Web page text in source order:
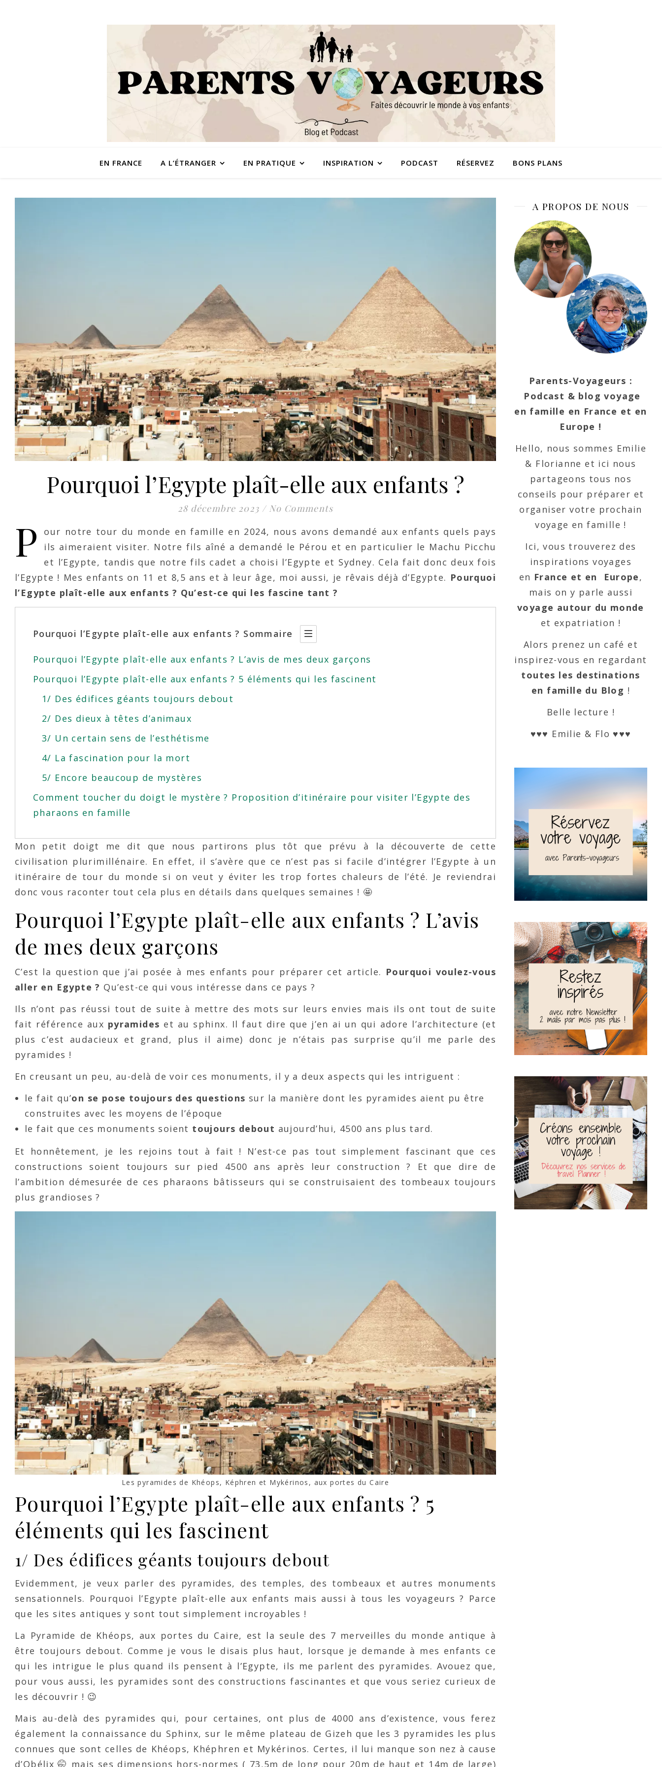
EN FRANCE A L’ÉTRANGER EN PRATIQUE INSPIRATION PODCAST RÉSERVEZ BONS PLANS
Pourquoi l’Egypte plaît-elle aux enfants ?
28 décembre 2023 / No Comments
P
our notre tour du monde en famille en 2024, nous avons demandé aux enfants quels pays
ils aimeraient visiter. Notre fils aîné a demandé le Pérou et en particulier le Machu Picchu
et l’Egypte, tandis que notre fils cadet a choisi l’Egypte et Sydney. Cela fait donc deux fois
l’Egypte ! Mes enfants on 11 et 8,5 ans et à leur âge, moi aussi, je rêvais déjà d’Egypte. Pourquoi
l’Egypte plaît-elle aux enfants ? Qu’est-ce qui les fascine tant ?
Pourquoi l’Egypte plaît-elle aux enfants ? Sommaire
Pourquoi l’Egypte plaît-elle aux enfants ? L’avis de mes deux garçons
Pourquoi l’Egypte plaît-elle aux enfants ? 5 éléments qui les fascinent
1/ Des édifices géants toujours debout
2/ Des dieux à têtes d’animaux
3/ Un certain sens de l’esthétisme
4/ La fascination pour la mort
5/ Encore beaucoup de mystères
Comment toucher du doigt le mystère ? Proposition d’itinéraire pour visiter l’Egypte des
pharaons en famille
Mon petit doigt me dit que nous partirons plus tôt que prévu à la découverte de cette
civilisation plurimillénaire. En effet, il s’avère que ce n’est pas si facile d’intégrer l’Egypte à un
itinéraire de tour du monde si on veut y éviter les trop fortes chaleurs de l’été. Je reviendrai
donc vous raconter tout cela plus en détails dans quelques semaines ! 🤩
Pourquoi l’Egypte plaît-elle aux enfants ? L’avis
de mes deux garçons
C’est la question que j’ai posée à mes enfants pour préparer cet article. Pourquoi voulez-vous
aller en Egypte ? Qu’est-ce qui vous intéresse dans ce pays ?
Ils n’ont pas réussi tout de suite à mettre des mots sur leurs envies mais ils ont tout de suite
fait référence aux pyramides et au sphinx. Il faut dire que j’en ai un qui adore l’architecture (et
plus c’est audacieux et grand, plus il aime) donc je n’étais pas surprise qu’il me parle des
pyramides !
En creusant un peu, au-delà de voir ces monuments, il y a deux aspects qui les intriguent :
le fait qu’on se pose toujours des questions sur la manière dont les pyramides aient pu être
construites avec les moyens de l’époque
le fait que ces monuments soient toujours debout aujourd’hui, 4500 ans plus tard.
Et honnêtement, je les rejoins tout à fait ! N’est-ce pas tout simplement fascinant que ces
constructions soient toujours sur pied 4500 ans après leur construction ? Et que dire de
l’ambition démesurée de ces pharaons bâtisseurs qui se construisaient des tombeaux toujours
plus grandioses ?
Les pyramides de Khéops, Képhren et Mykérinos, aux portes du Caire
Pourquoi l’Egypte plaît-elle aux enfants ? 5
éléments qui les fascinent
1/ Des édifices géants toujours debout
Evidemment, je veux parler des pyramides, des temples, des tombeaux et autres monuments
sensationnels. Pourquoi l’Egypte plaît-elle aux enfants mais aussi à tous les voyageurs ? Parce
que les sites antiques y sont tout simplement incroyables !
La Pyramide de Khéops, aux portes du Caire, est la seule des 7 merveilles du monde antique à
être toujours debout. Comme je vous le disais plus haut, lorsque je demande à mes enfants ce
qui les intrigue le plus quand ils pensent à l’Egypte, ils me parlent des pyramides. Avouez que,
pour vous aussi, les pyramides sont des constructions fascinantes et que vous seriez curieux de
les découvrir ! 😉
Mais au-delà des pyramides qui, pour certaines, ont plus de 4000 ans d’existence, vous ferez
également la connaissance du Sphinx, sur le même plateau de Gizeh que les 3 pyramides les plus
connues que sont celles de Khéops, Khéphren et Mykérinos. Certes, il lui manque son nez à cause
d’Obélix 🤭 mais ses dimensions hors-normes ( 73,5m de long pour 20m de haut et 14m de large)
A PROPOS DE NOUS
Parents-Voyageurs :
Podcast & blog voyage
en famille en France et en
Europe !
Hello, nous sommes Emilie
& Florianne et ici nous
partageons tous nos
conseils pour préparer et
organiser votre prochain
voyage en famille !
Ici, vous trouverez des
inspirations voyages
en France et en Europe,
mais on y parle aussi
voyage autour du monde
et expatriation !
Alors prenez un café et
inspirez-vous en regardant
toutes les destinations
en famille du Blog !
Belle lecture !
♥♥♥ Emilie & Flo ♥♥♥